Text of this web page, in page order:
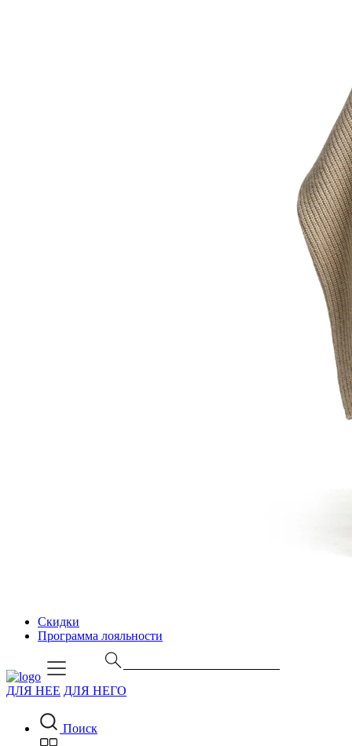
Скидки
Программа лояльности
ДЛЯ НЕЕ ДЛЯ НЕГО
Поиск